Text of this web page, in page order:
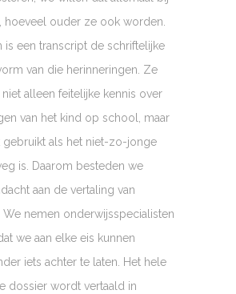
hoeveel ouder ze ook worden.
is een transcript de schriftelijke
van die herinneringen. Ze
alleen feitelijke kennis over
van het kind op school, maar
als het niet-zo-jonge
is. Daarom besteden we
aan de vertaling van
We nemen onderwijsspecialisten
we aan elke eis kunnen
iets achter te laten. Het hele
dossier wordt vertaald in